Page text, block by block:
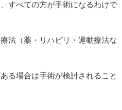
すべての方が手術になるわけで
法（薬・リハビリ・運動療法な
る場合は手術が検討されること